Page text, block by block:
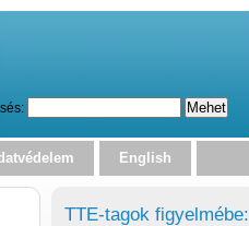
English
TTE-tagok figyelmébe: